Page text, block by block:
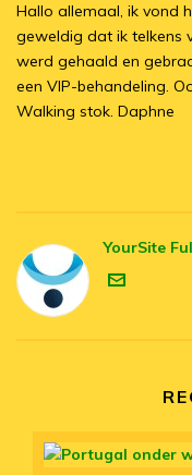
Hallo allemaal, ik vond
geweldig dat ik telkens
werd gehaald en
een VIP-behandeling.
Walking stok. Daphne
YourSite